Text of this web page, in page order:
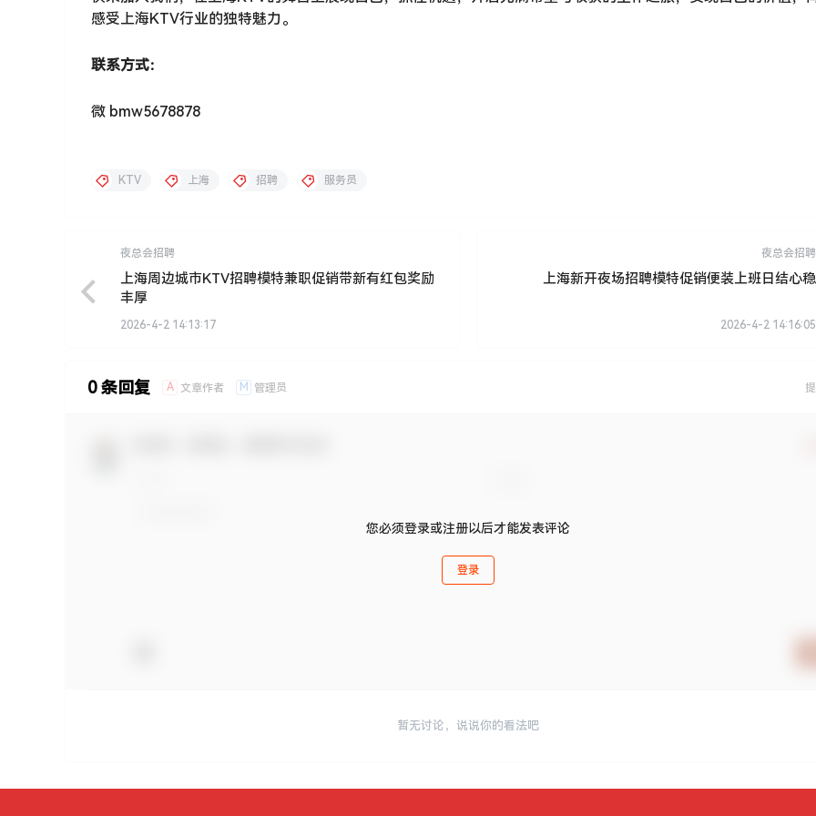
感受上海KTV行业的独特魅力。
联系方式：
微 bmw5678878
KTV 上海 招聘 服务员
夜总会招聘
上海周边城市KTV招聘模特兼职促销带新有红包奖励
丰厚
2026-4-2 14:13:17
夜总会招聘
上海新开夜场招聘模特促销便装上班日结心稳
2026-4-2 14:16:05
0 条回复 A 文章作者 M 管理员
您必须登录或注册以后才能发表评论
登录
暂无讨论，说说你的看法吧